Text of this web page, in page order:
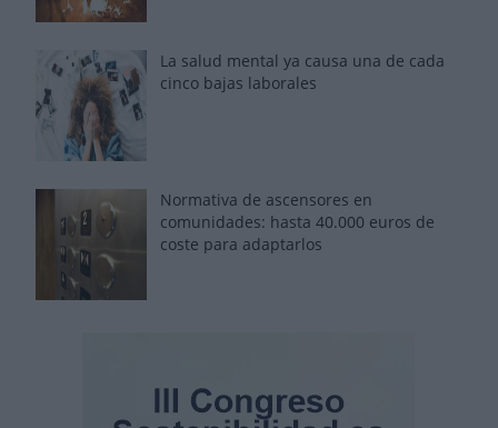
La salud mental ya causa una de cada
cinco bajas laborales
Normativa de ascensores en
comunidades: hasta 40.000 euros de
coste para adaptarlos